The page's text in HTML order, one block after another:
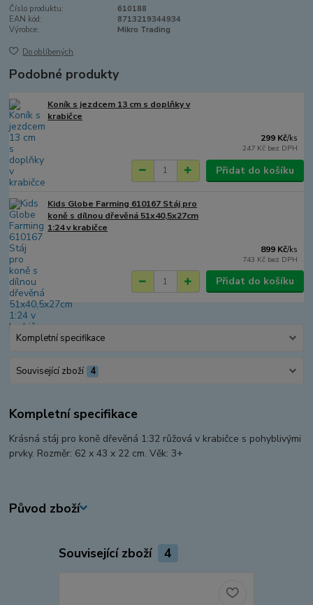
Číslo produktu:
610188
EAN kód:
8713219344934
Výrobce:
Mikro Trading
Do oblíbených
Podobné produkty
Koník s jezdcem 13 cm s doplňky v
krabičce
299 Kč/ks
247 Kč bez DPH
Přidat do košíku
Kids Globe Farming 610167 Stáj pro
koně s dílnou dřevěná 51x40,5x27cm
1:24 v krabičce
899 Kč/ks
743 Kč bez DPH
Přidat do košíku
Kompletní specifikace
Související zboží 4
Kompletní specifikace
Krásná stáj pro koně dřevěná 1:32 růžová v krabičce s pohyblivými
prvky. Rozměr: 62 x 43 x 22 cm. Věk: 3+
Původ zboží
Související zboží 4